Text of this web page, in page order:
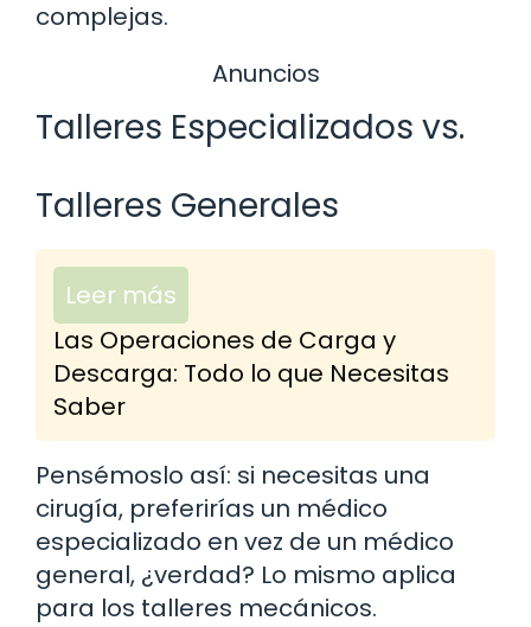
complejas.
Anuncios
Talleres Especializados vs.
Talleres Generales
Leer más
Las Operaciones de Carga y
Descarga: Todo lo que Necesitas
Saber
Pensémoslo así: si necesitas una
cirugía, preferirías un médico
especializado en vez de un médico
general, ¿verdad? Lo mismo aplica
para los talleres mecánicos.